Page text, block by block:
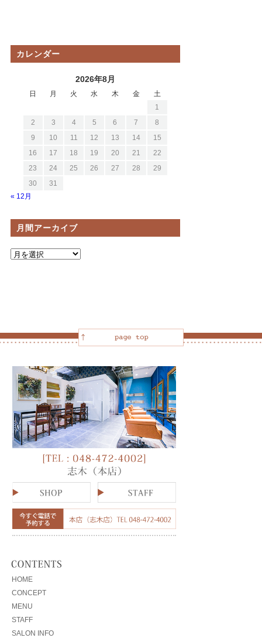
カレンダー
2026年8月
日 月 火 水 木 金
土
1
2
3 4 5 6 7
8
9
10 11 12 13 14
15
16
17 18 19 20 21
22
23
24 25 26 27 28
29
30
31
« 12月
月間アーカイブ
HOME
CONCEPT
MENU
STAFF
SALON INFO